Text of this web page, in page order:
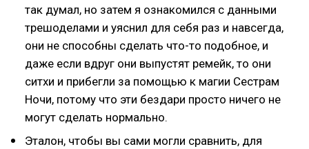
так думал, но затем я ознакомился с данными
трешоделами и уяснил для себя раз и навсегда,
они не способны сделать что-то подобное, и
даже если вдруг они выпустят ремейк, то они
ситхи и прибегли за помощью к магии Сестрам
Ночи, потому что эти бездари просто ничего не
могут сделать нормально.
Эталон, чтобы вы сами могли сравнить, для